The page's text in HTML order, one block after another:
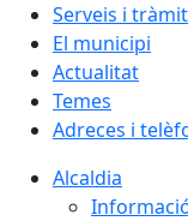
Serveis i
El municipi
Actualitat
Temes
Adreces i
Alcaldia